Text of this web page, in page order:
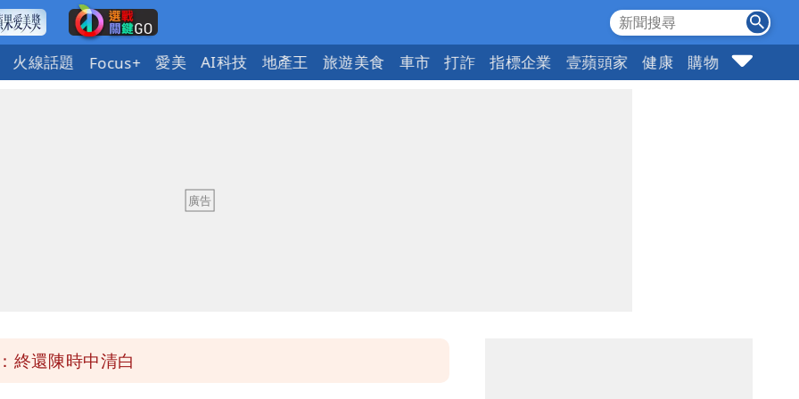
火線話題 Focus+ 愛美 AI科技 地產王 旅遊美食 車市 打詐 指標企業 壹蘋頭家 健康 購物 女神
終還陳時中清白